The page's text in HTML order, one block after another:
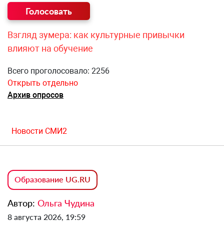
Взгляд зумера: как культурные привычки
влияют на обучение
Всего проголосовало: 2256
Открыть отдельно
Архив опросов
Новости СМИ2
Образование UG.RU
Автор: Ольга Чудина
8 августа 2026, 19:59